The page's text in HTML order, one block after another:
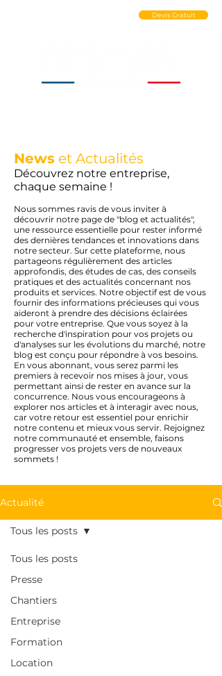
Devis Gratuit
News et Actualités
Découvrez notre entreprise,
chaque semaine !
Nous sommes ravis de vous inviter à
découvrir notre page de "blog et actualités",
une ressource essentielle pour rester informé
des dernières tendances et innovations dans
notre secteur. Sur cette plateforme, nous
partageons régulièrement des articles
approfondis, des études de cas, des conseils
pratiques et des actualités concernant nos
produits et services. Notre objectif est de vous
fournir des informations précieuses qui vous
aideront à prendre des décisions éclairées
pour votre entreprise. Que vous soyez à la
recherche d'inspiration pour vos projets ou
d'analyses sur les évolutions du marché, notre
blog est conçu pour répondre à vos besoins.
En vous abonnant, vous serez parmi les
premiers à recevoir nos mises à jour, vous
permettant ainsi de rester en avance sur la
concurrence. Nous vous encourageons à
explorer nos articles et à interagir avec nous,
car votre retour est essentiel pour enrichir
notre contenu et mieux vous servir. Rejoignez
notre communauté et ensemble, faisons
progresser vos projets vers de nouveaux
sommets !
Actualité
Tous les posts
Presse
Chantiers
Entreprise
Formation
Location
Tous les posts